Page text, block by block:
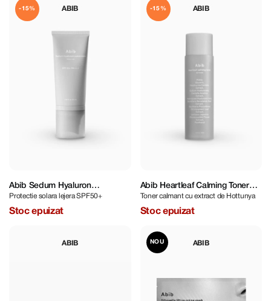
ABIB
-15%
Abib Sedum Hyaluron
Sunscreen Watery Tube SPF
50+ PA++++ 50 ml
Protectie solara lejera SPF50+
Stoc epuizat
ABIB
-15%
Abib Heartleaf Calming Toner
Skin Booster 200 ml
Toner calmant cu extract de Hottunya
Stoc epuizat
ABIB ABIB
NOU